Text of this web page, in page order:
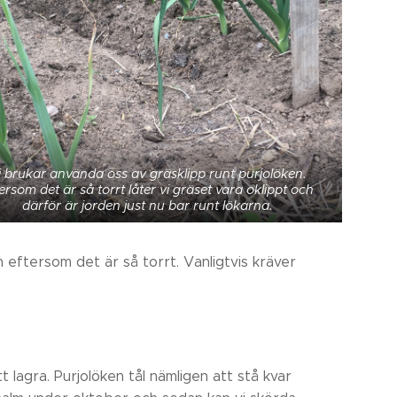
brukar använda oss av gräsklipp runt purjolöken.
det är så torrt låter vi gräset vara oklippt och
därför är jorden just nu bar runt lökarna.
eftersom det är så torrt. Vanligtvis kräver
Purjolöken tål nämligen att stå kvar